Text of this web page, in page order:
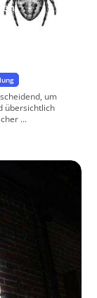
um
übersichtlich
...